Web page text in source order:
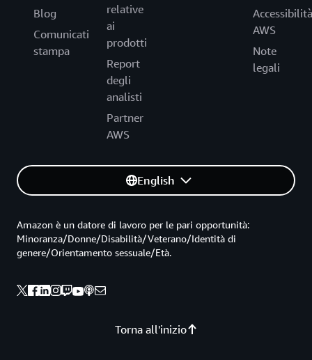
Blog
Comunicati
stampa
relative
ai
prodotti
Report
degli
analisti
Partner
AWS
Accessibilità
AWS
Note
legali
English
Torna all'inizio
Amazon è un datore di lavoro per le pari opportunità:
Minoranza/Donne/Disabilità/Veterano/Identità di
genere/Orientamento sessuale/Età.